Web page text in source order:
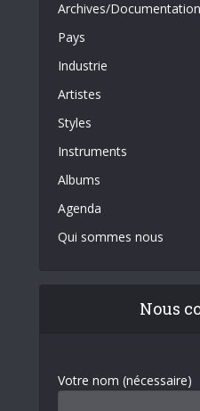
Archives/Documentation
Pays
Industrie
Artistes
Styles
Instruments
Albums
Agenda
Qui sommes nous
Nous
Votre nom (nécessaire)